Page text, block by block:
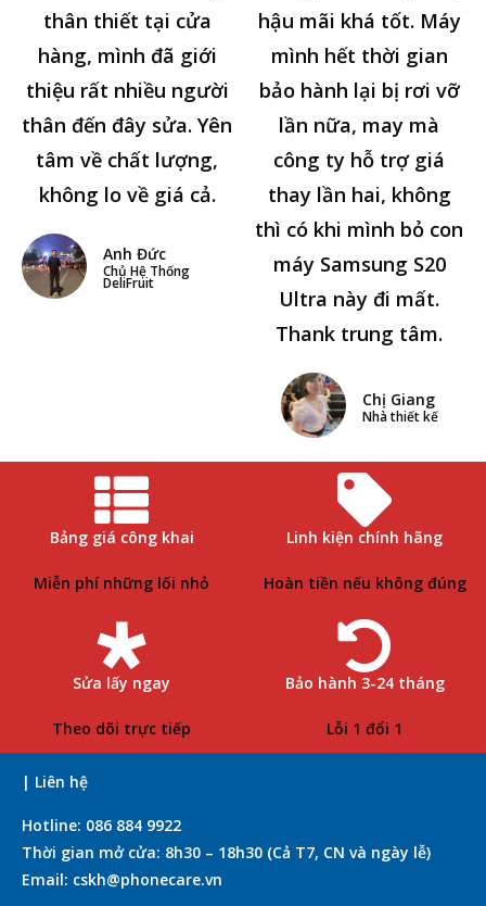
thân thiết tại cửa
hàng, mình đã giới
thiệu rất nhiều người
thân đến đây sửa. Yên
tâm về chất lượng,
không lo về giá cả.
Anh Đức
Chủ Hệ Thống
DeliFruit
hậu mãi khá tốt. Máy
mình hết thời gian
bảo hành lại bị rơi vỡ
lần nữa, may mà
công ty hỗ trợ giá
thay lần hai, không
thì có khi mình bỏ con
máy Samsung S20
Ultra này đi mất.
Thank trung tâm.
Chị Giang
Nhà thiết kế
Bảng giá công khai
Miễn phí những lối nhỏ
Linh kiện chính hãng
Hoàn tiền nếu không đúng
Sửa lấy ngay
Theo dõi trực tiếp
Bảo hành 3-24 tháng
Lỗi 1 đổi 1
| Liên hệ
Hotline: 086 884 9922
Thời gian mở cửa: 8h30 – 18h30 (Cả T7, CN và ngày lễ)
Email: cskh@phonecare.vn